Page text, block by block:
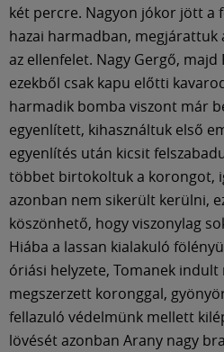
két percre. Nagyon jókor jött a
hazai harmadban,
az ellenfelet. Nagy Gergő,
ezekből csak kapu előtti
harmadik bomba viszont már
egyenlített, kihasználtuk első
egyenlítés után kicsit
többet birtokoltuk a korongot,
azonban nem sikerült kerülni,
köszönhető, hogy viszonylag
Hiába a lassan kialakuló
óriási helyzete, Tomanek
megszerzett koronggal,
fellazuló védelmünk mellett
lövését azonban Arany nagy